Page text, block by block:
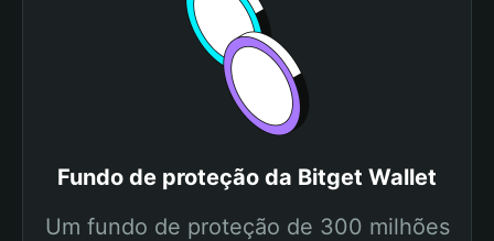
Fundo de proteção da Bitget Wallet
Um fundo de proteção de 300 milhões